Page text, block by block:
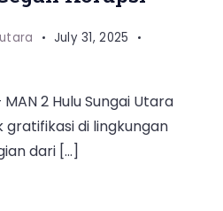
July 31, 2025
2 Hulu Sungai Utara
di lingkungan
dari […]